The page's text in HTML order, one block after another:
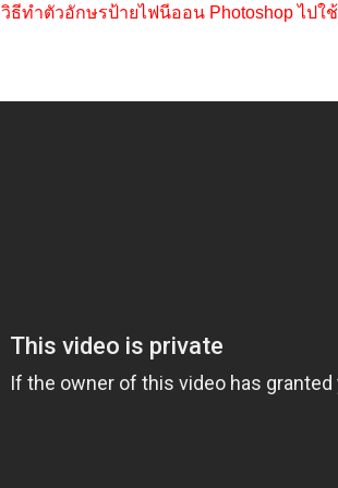
วิธีทำตัวอักษรป้ายไฟนีออน Photoshop ไปใ